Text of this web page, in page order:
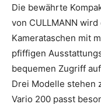
Die bewährte
von CULLMANN
Kamerataschen mit
pfiffigen
bequemen Zugriff
Drei Modelle stehen
Vario 200 passt